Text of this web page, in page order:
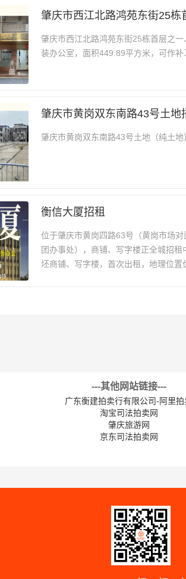
肇庆市西江北路鸿苑东街25栋首层之一
装办公室，面积449.89平方米，可作补
肇庆市黄岗双东南路43号土地
肇庆市黄岗双东南路43号土地（纯土地
衡信大厦招租
位于肇庆市黄岗四路63号（黄岗市场对
团办事处），商铺、写字楼正全城招租
坯商铺、写字楼，首次出租，地理位置
---其他网站链接---
广东衡建拍卖行有限公司-阿里拍
淘宝司法拍卖网
肇庆旅游网
京东司法拍卖网